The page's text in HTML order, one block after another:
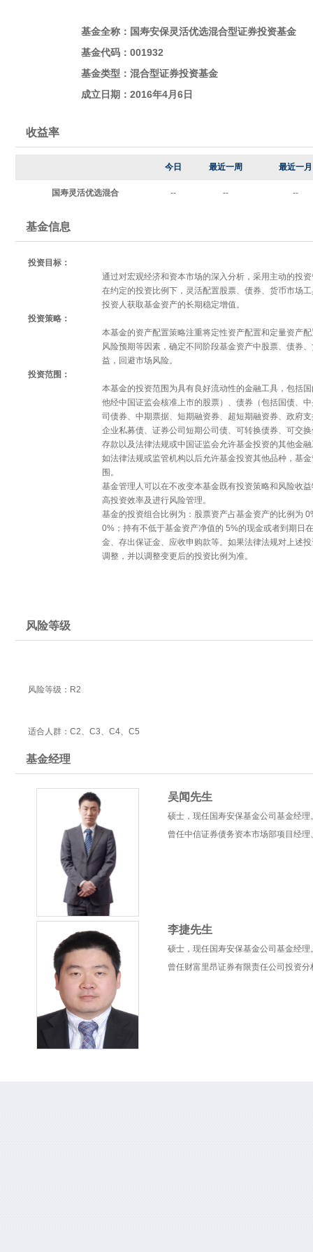
基金全称：国寿安保灵活优选混合型证券投资基金
基金代码：001932
基金类型： 混合型证券投资基金
成立日期：2016年4月6日
收益率
今日 最近一周 最近一月
国寿灵活优选混合 -- -- --
基金信息
投资目标：
通过对宏观经济和资本市场的深入分析，采用主动的投
在约定的投资比例下，灵活配置股票、债券、货币市场
投资人获取基金资产的长期稳定增值。
投资策略：
本基金的资产配置策略注重将定性资产配置和定量资产
风险预期等因素，确定不同阶段基金资产中股票、债券
益，回避市场风险。
投资范围：
本基金的投资范围为具有良好流动性的金融工具，包括
他经中国证监会核准上市的股票）、债券（包括国债、
司债券、中期票据、短期融资券、超短期融资券、政府
企业私募债、证券公司短期公司债、可转换债券、可交
存款以及法律法规或中国证监会允许基金投资的其他金
如法律法规或监管机构以后允许基金投资其他品种，基
围。
基金管理人可以在不改变本基金既有投资策略和风险收
高投资效率及进行风险管理。
基金的投资组合比例为：股票资产占基金资产的比例为
0%；持有不低于基金资产净值的 5%的现金或者到期日
金、存出保证金、应收申购款等。如果法律法规对上述
调整，并以调整变更后的投资比例为准。
风险等级
风险等级：R2
适合人群：C2、C3、C4、C5
基金经理
吴闻先生
硕士，现任国寿安保基金公司基金经理
曾任中信证券债务资本市场部项目经
李捷先生
硕士，现任国寿安保基金公司基金经理
曾任财富里昂证券有限责任公司投资